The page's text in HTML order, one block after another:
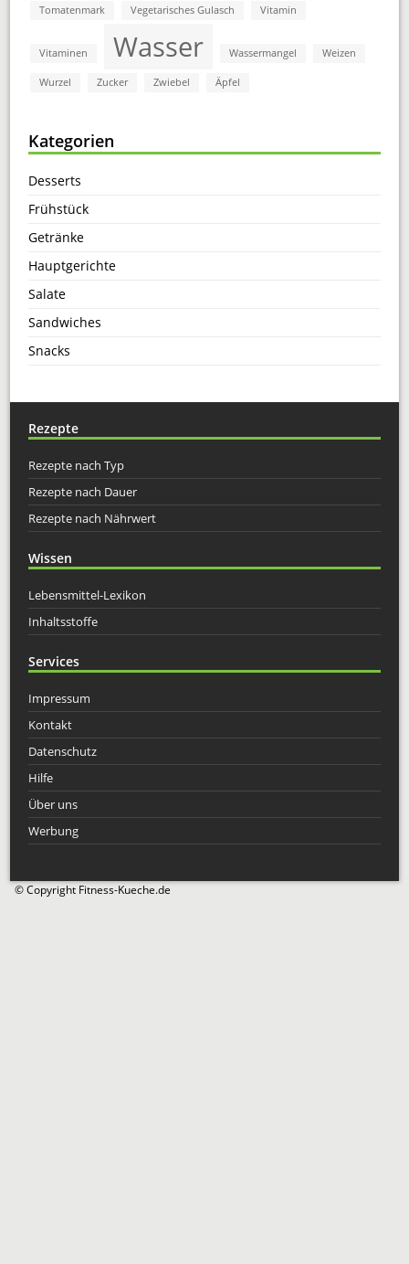
Tomatenmark Vegetarisches Gulasch Vitamin
Vitaminen Wasser Wassermangel Weizen
Wurzel Zucker Zwiebel Äpfel
Kategorien
Desserts
Frühstück
Getränke
Hauptgerichte
Salate
Sandwiches
Snacks
Rezepte
Rezepte nach Typ
Rezepte nach Dauer
Rezepte nach Nährwert
Wissen
Lebensmittel-Lexikon
Inhaltsstoffe
Services
Impressum
Kontakt
Datenschutz
Hilfe
Über uns
Werbung
© Copyright Fitness-Kueche.de